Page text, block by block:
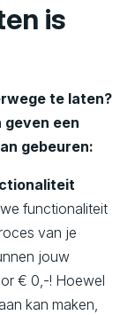
is
te laten?
geven een
gebeuren:
functionaliteit
van je
jouw
€ 0,-! Hoewel
kan maken,